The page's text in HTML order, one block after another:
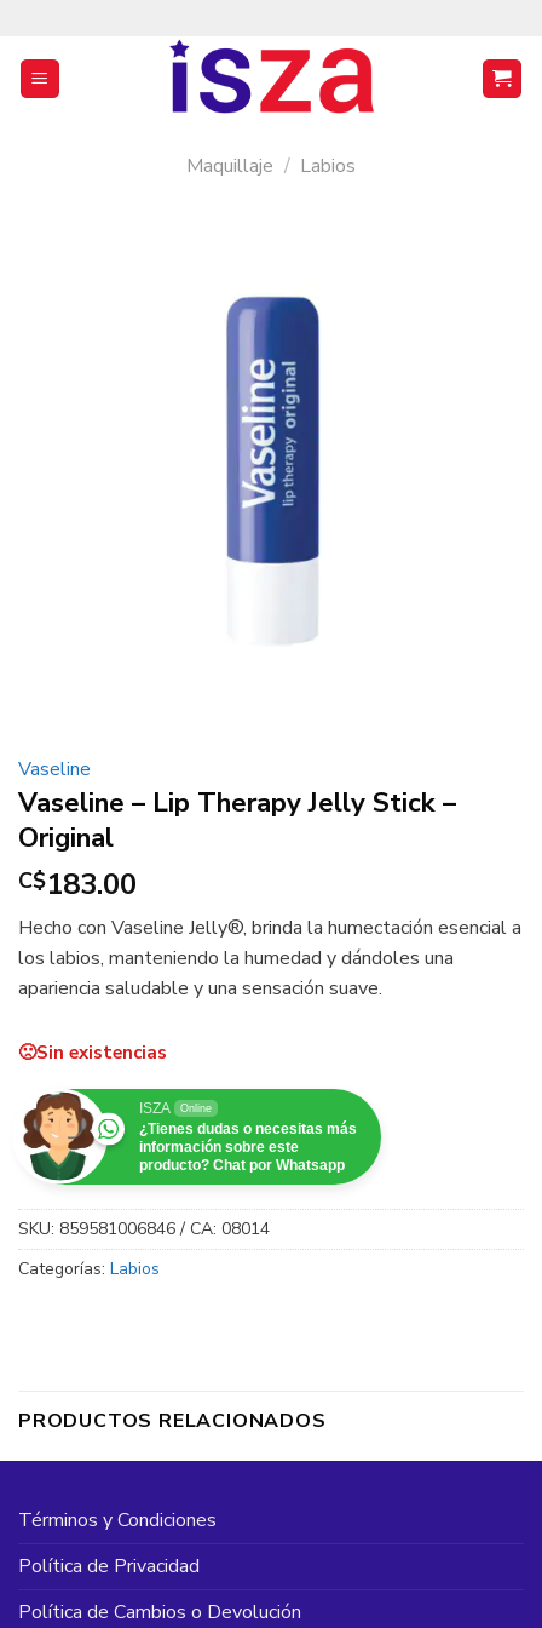
contenido
Maquillaje / Labios
Vaseline
Vaseline – Lip Therapy Jelly Stick –
Original
C$183.00
Hecho con Vaseline Jelly®, brinda la humectación esencial a
los labios, manteniendo la humedad y dándoles una
apariencia saludable y una sensación suave.
Sin existencias
ISZA Online
¿Tienes dudas o necesitas más
información sobre este
producto? Chat por Whatsapp
SKU: 859581006846 / CA: 08014
Categorías: Labios
PRODUCTOS RELACIONADOS
Términos y Condiciones
Política de Privacidad
Política de Cambios o Devolución